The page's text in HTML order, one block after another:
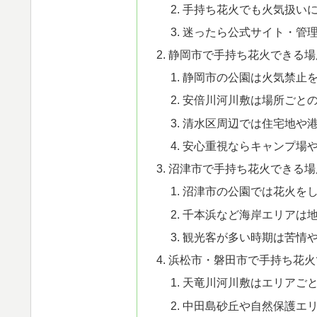
手持ち花火でも火気扱い
迷ったら公式サイト・管
静岡市で手持ち花火できる
静岡市の公園は火気禁止
安倍川河川敷は場所ごと
清水区周辺では住宅地や
安心重視ならキャンプ場
沼津市で手持ち花火できる
沼津市の公園では花火を
千本浜など海岸エリアは
観光客が多い時期は苦情
浜松市・磐田市で手持ち花
天竜川河川敷はエリアご
中田島砂丘や自然保護エ